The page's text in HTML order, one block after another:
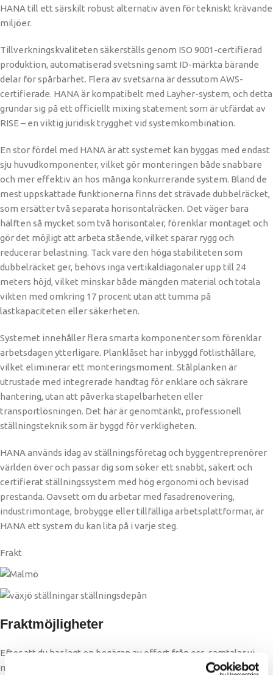
HANA till ett särskilt robust alternativ även för tekniskt krävande
miljöer.
Tillverkningskvaliteten säkerställs genom ISO 9001-certifierad
produktion, automatiserad svetsning samt ID-märkta bärande
delar för spårbarhet. Flera av svetsarna är dessutom AWS-
certifierade. HANA är kompatibelt med Layher-system, och detta
grundar sig på ett officiellt mixing statement som är utfärdat av
RISE – en viktig juridisk trygghet vid systemkombination.
En stor fördel med HANA är att systemet kan byggas med endast
sju huvudkomponenter, vilket gör monteringen både snabbare
och mer effektiv än hos många konkurrerande system. Bland de
mest uppskattade funktionerna finns det strävade dubbelräcket,
som ersätter två separata horisontalräcken. Det väger bara
hälften så mycket som två horisontaler, förenklar montaget och
gör det möjligt att arbeta stående, vilket sparar rygg och
reducerar belastning. Tack vare den höga stabiliteten som
dubbelräcket ger, behövs inga vertikaldiagonaler upp till 24
meters höjd, vilket minskar både mängden material och totala
vikten med omkring 17 procent utan att tumma på
lastkapaciteten eller säkerheten.
Systemet innehåller flera smarta komponenter som förenklar
arbetsdagen ytterligare. Planklåset har inbyggd fotlisthållare,
vilket eliminerar ett monteringsmoment. Stålplanken är
utrustade med integrerade handtag för enklare och säkrare
hantering, utan att påverka stapelbarheten eller
transportlösningen. Det här är genomtänkt, professionell
ställningsteknik som är byggd för verkligheten.
HANA används idag av ställningsföretag och byggentreprenörer
världen över och passar dig som söker ett snabbt, säkert och
certifierat ställningssystem med hög ergonomi och bevisad
prestanda. Oavsett om du arbetar med fasadrenovering,
industrimontage, brobygge eller tillfälliga arbetsplattformar, är
HANA ett system du kan lita på i varje steg.
Frakt
Fraktmöjligheter
Efter att du har lagt en begäran av offert från oss, samtalar vi
med åkeri för att ta fram ett marknadsmässigt pris för frakten